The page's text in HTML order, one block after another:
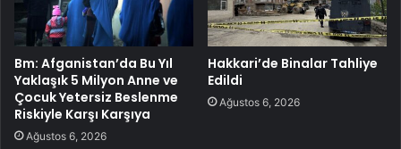
Bm: Afganistan’da Bu Yıl
Yaklaşık 5 Milyon Anne ve
Çocuk Yetersiz Beslenme
Riskiyle Karşı Karşıya
Ağustos 6, 2026
Hakkari’de Binalar Tahliye
Edildi
Ağustos 6, 2026